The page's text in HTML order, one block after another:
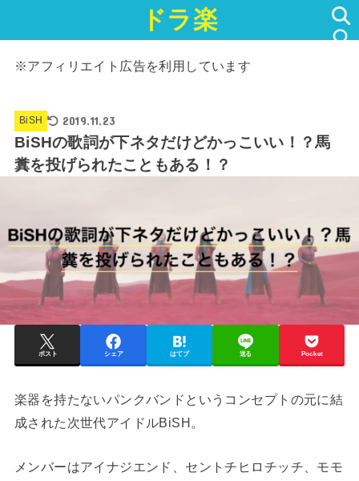
ドラ楽
※アフィリエイト広告を利用しています
BiSH 2019.11.23
BiSHの歌詞が下ネタだけどかっこいい！？馬
糞を投げられたこともある！？
ポスト シェア はてブ 送る Pocket
楽器を持たないパンクバンドというコンセプトの元に結
成された次世代アイドルBiSH。
メンバーはアイナジエンド、セントチヒロチッチ、モモ